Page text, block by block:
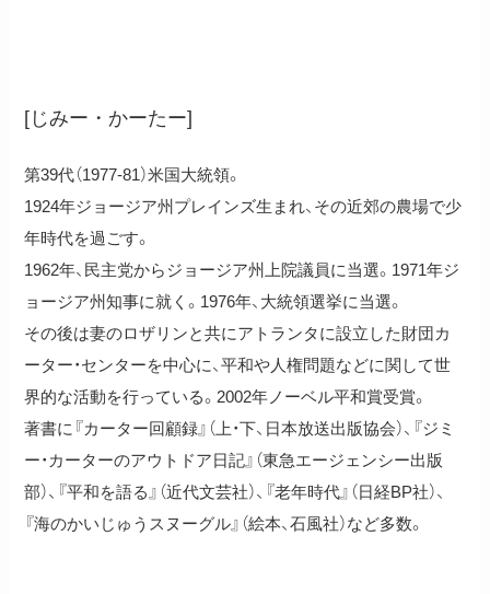
[じみー・かーたー]
第39代（1977-81）米国大統領。
1924年ジョージア州プレインズ生まれ、その近郊の農場で少
年時代を過ごす。
1962年、民主党からジョージア州上院議員に当選。1971年ジ
ョージア州知事に就く。1976年、大統領選挙に当選。
その後は妻のロザリンと共にアトランタに設立した財団カ
ーター・センターを中心に、平和や人権問題などに関して世
界的な活動を行っている。2002年ノーベル平和賞受賞。
著書に『カーター回顧録』（上・下、日本放送出版協会）、『ジミ
ー・カーターのアウトドア日記』（東急エージェンシー出版
部）、『平和を語る』（近代文芸社）、『老年時代』（日経BP社）、
『海のかいじゅうスヌーグル』（絵本、石風社）など多数。